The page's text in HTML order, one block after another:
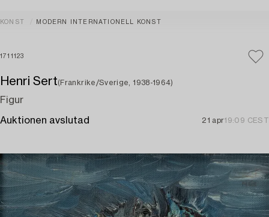
KONST MODERN INTERNATIONELL KONST
1711123
Henri Sert(Frankrike/Sverige, 1938-1964)
Figur
Auktionen avslutad 21 apr19:09 CEST